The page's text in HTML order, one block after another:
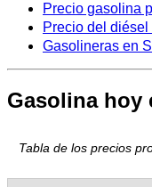
Precio gasolina
Precio del
Gasolineras en
Gasolina hoy
Tabla de los precios